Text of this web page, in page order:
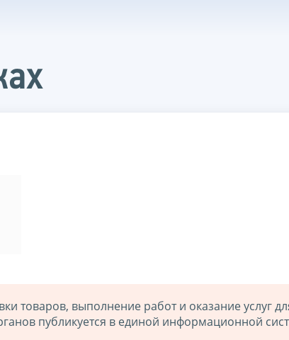
товаров, выполнение работ и оказание услуг
публикуется в единой информационной